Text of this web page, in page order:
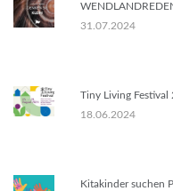
31.07.2024
Tiny Living Festival
18.06.2024
Kitakinder suchen